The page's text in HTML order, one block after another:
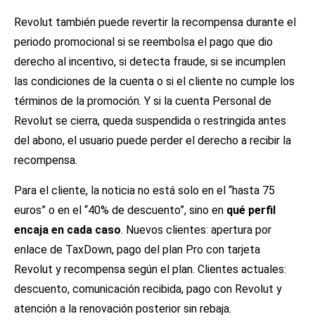
Revolut también puede revertir la recompensa durante el
periodo promocional si se reembolsa el pago que dio
derecho al incentivo, si detecta fraude, si se incumplen
las condiciones de la cuenta o si el cliente no cumple los
términos de la promoción. Y si la cuenta Personal de
Revolut se cierra, queda suspendida o restringida antes
del abono, el usuario puede perder el derecho a recibir la
recompensa.
Para el cliente, la noticia no está solo en el “hasta 75
euros” o en el “40% de descuento”, sino en qué perfil
encaja en cada caso. Nuevos clientes: apertura por
enlace de TaxDown, pago del plan Pro con tarjeta
Revolut y recompensa según el plan. Clientes actuales:
descuento, comunicación recibida, pago con Revolut y
atención a la renovación posterior sin rebaja.